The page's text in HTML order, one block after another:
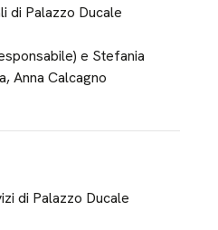
di Palazzo Ducale
e Stefania
Anna Calcagno
di Palazzo Ducale